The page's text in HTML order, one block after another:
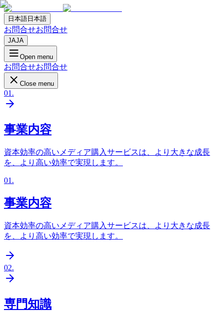
日本語 日本語
お問合せお問合せ
JAJA
Open menu
お問合せお問合せ
Close menu
01 .
事業内容
資本効率の高いメディア購入サービスは、より大きな成長
を、より高い効率で実現します。
01 .
事業内容
資本効率の高いメディア購入サービスは、より大きな成長
を、より高い効率で実現します。
02.
専門知識